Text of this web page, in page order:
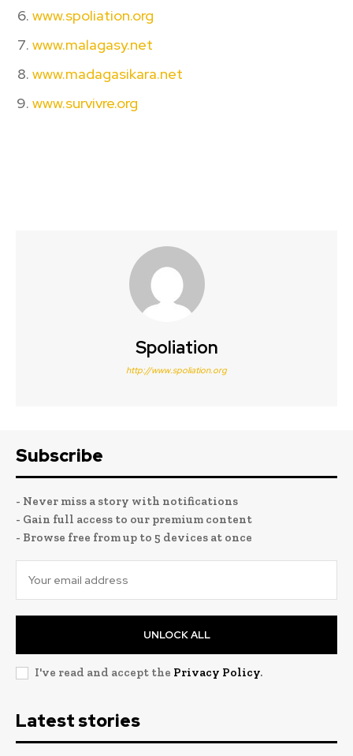
www.spoliation.org
www.malagasy.net
www.madagasikara.net
www.survivre.org
Spoliation
http://www.spoliation.org
Subscribe
- Never miss a story with notifications
- Gain full access to our premium content
- Browse free from up to 5 devices at once
UNLOCK ALL
I've read and accept the Privacy Policy.
Latest stories